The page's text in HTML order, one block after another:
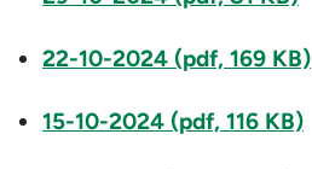
22-10-2024 (pdf, 169 KB)
15-10-2024 (pdf, 116 KB)